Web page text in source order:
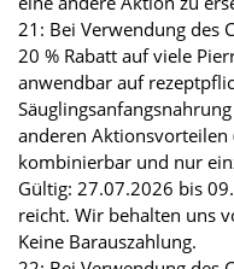
21: Bei Verwendung des
20 % Rabatt auf viele
anwendbar auf
anderen Aktionsvorteilen
kombinierbar und nur
Gültig: 27.07.2026 bis
reicht. Wir behalten uns
Keine Barauszahlung.